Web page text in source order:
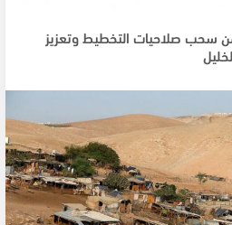
سحب صلاحيات التخطيط وتعزيز